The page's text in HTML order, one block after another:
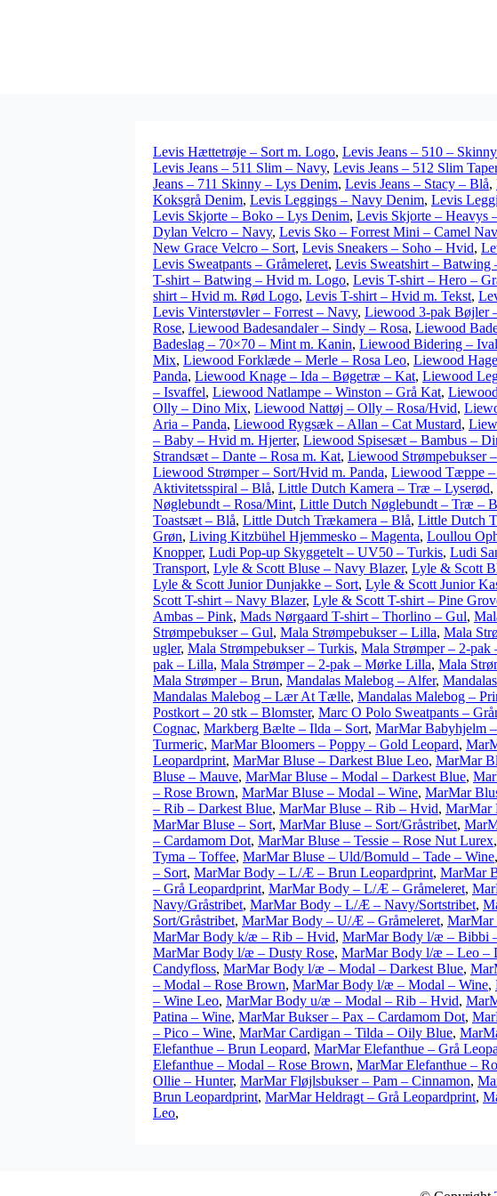
Levis Hættetrøje – Sort m. Logo, Levis Jeans – 510 –
Levis Jeans – 511 Slim – Navy, Levis Jeans – 512 Slim
Jeans – 711 Skinny – Lys Denim, Levis Jeans – Stacy – Blå,
Koksgrå Denim, Levis Leggings – Navy Denim, Levis
Levis Skjorte – Boko – Lys Denim, Levis Skjorte – Heavys
Dylan Velcro – Navy, Levis Sko – Forrest Mini – Camel
New Grace Velcro – Sort, Levis Sneakers – Soho – Hvid,
Levis Sweatpants – Gråmeleret, Levis Sweatshirt – Batwing
T-shirt – Batwing – Hvid m. Logo, Levis T-shirt – Hero –
shirt – Hvid m. Rød Logo, Levis T-shirt – Hvid m. Tekst,
Levis Vinterstøvler – Forrest – Navy, Liewood 3-pak Bøjler
Rose, Liewood Badesandaler – Sindy – Rosa, Liewood
Badeslag – 70×70 – Mint m. Kanin, Liewood Bidering –
Mix, Liewood Forklæde – Merle – Rosa Leo, Liewood
Panda, Liewood Knage – Ida – Bøgetræ – Kat, Liewood
– Isvaffel, Liewood Natlampe – Winston – Grå Kat,
Olly – Dino Mix, Liewood Nattøj – Olly – Rosa/Hvid,
Aria – Panda, Liewood Rygsæk – Allan – Cat Mustard,
– Baby – Hvid m. Hjerter, Liewood Spisesæt – Bambus –
Strandsæt – Dante – Rosa m. Kat, Liewood Strømpebukser
Liewood Strømper – Sort/Hvid m. Panda, Liewood Tæppe
Aktivitetsspiral – Blå, Little Dutch Kamera – Træ – Lyserød,
Nøglebundt – Rosa/Mint, Little Dutch Nøglebundt – Træ –
Toastsæt – Blå, Little Dutch Trækamera – Blå, Little Dutch
Grøn, Living Kitzbühel Hjemmesko – Magenta, Loullou
Knopper, Ludi Pop-up Skyggetelt – UV50 – Turkis, Ludi
Transport, Lyle & Scott Bluse – Navy Blazer, Lyle & Scott
Lyle & Scott Junior Dunjakke – Sort, Lyle & Scott Junior
Scott T-shirt – Navy Blazer, Lyle & Scott T-shirt – Pine
Ambas – Pink, Mads Nørgaard T-shirt – Thorlino – Gul,
Strømpebukser – Gul, Mala Strømpebukser – Lilla, Mala
ugler, Mala Strømpebukser – Turkis, Mala Strømper – 2-pak
pak – Lilla, Mala Strømper – 2-pak – Mørke Lilla, Mala
Mala Strømper – Brun, Mandalas Malebog – Alfer,
Mandalas Malebog – Lær At Tælle, Mandalas Malebog –
Postkort – 20 stk – Blomster, Marc O Polo Sweatpants –
Cognac, Markberg Bælte – Ilda – Sort, MarMar Babyhjelm
Turmeric, MarMar Bloomers – Poppy – Gold Leopard,
Leopardprint, MarMar Bluse – Darkest Blue Leo, MarMar
Bluse – Mauve, MarMar Bluse – Modal – Darkest Blue,
– Rose Brown, MarMar Bluse – Modal – Wine, MarMar
– Rib – Darkest Blue, MarMar Bluse – Rib – Hvid, MarMar
MarMar Bluse – Sort, MarMar Bluse – Sort/Gråstribet,
– Cardamom Dot, MarMar Bluse – Tessie – Rose Nut Lurex,
Tyma – Toffee, MarMar Bluse – Uld/Bomuld – Tade – Wine,
– Sort, MarMar Body – L/Æ – Brun Leopardprint, MarMar
– Grå Leopardprint, MarMar Body – L/Æ – Gråmeleret,
Navy/Gråstribet, MarMar Body – L/Æ – Navy/Sortstribet,
Sort/Gråstribet, MarMar Body – U/Æ – Gråmeleret,
MarMar Body k/æ – Rib – Hvid, MarMar Body l/æ – Bibbi
MarMar Body l/æ – Dusty Rose, MarMar Body l/æ – Leo –
Candyfloss, MarMar Body l/æ – Modal – Darkest Blue,
– Modal – Rose Brown, MarMar Body l/æ – Modal – Wine,
– Wine Leo, MarMar Body u/æ – Modal – Rib – Hvid,
Patina – Wine, MarMar Bukser – Pax – Cardamom Dot,
– Pico – Wine, MarMar Cardigan – Tilda – Oily Blue,
Elefanthue – Brun Leopard, MarMar Elefanthue – Grå
Elefanthue – Modal – Rose Brown, MarMar Elefanthue –
Ollie – Hunter, MarMar Fløjlsbukser – Pam – Cinnamon,
Brun Leopardprint, MarMar Heldragt – Grå Leopardprint,
Leo,